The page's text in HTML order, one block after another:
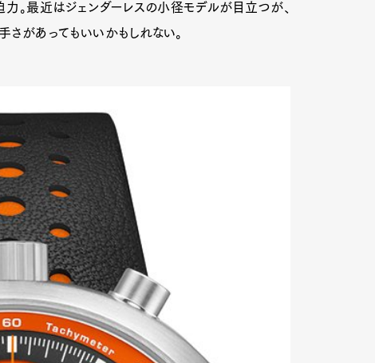
最近はジェンダーレスの小径モデルが目立つが、
さがあってもいいかもしれない。